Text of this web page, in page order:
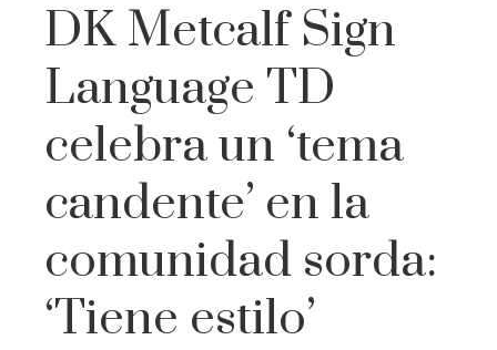
DK Metcalf Sign
Language TD
celebra un ‘tema
candente’ en la
comunidad sorda:
‘Tiene estilo’